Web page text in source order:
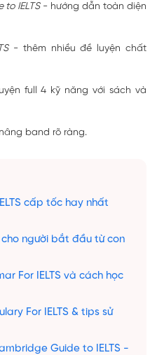
IELTS- hướng dẫn toàn diện
- thêm nhiều đề luyện chất
full 4 kỹ năng với sách và
band rõ ràng.
cấp tốc hay nhất
cho người bắt đầu từ con
For IELTS và cách học
For IELTS & tips sử
Guide to IELTS -